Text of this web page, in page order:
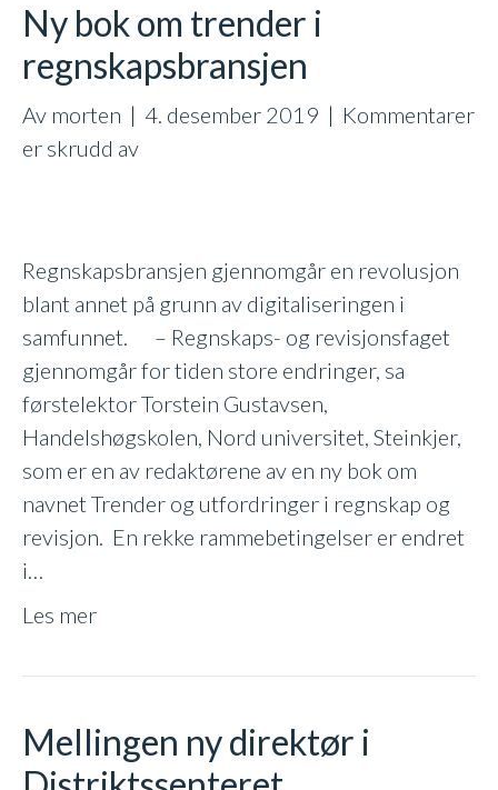
Ny bok om trender i
regnskapsbransjen
Av morten | 4. desember 2019 | Kommentarer
er skrudd avfor
trender
i
regnskapsbransjen
Regnskapsbransjen gjennomgår en revolusjon
blant annet på grunn av digitaliseringen i
samfunnet. – Regnskaps- og revisjonsfaget
gjennomgår for tiden store endringer, sa
førstelektor Torstein Gustavsen,
Handelshøgskolen, Nord universitet, Steinkjer,
som er en av redaktørene av en ny bok om
navnet Trender og utfordringer i regnskap og
revisjon. En rekke rammebetingelser er endret
i…
Les mer
Mellingen ny direktør i